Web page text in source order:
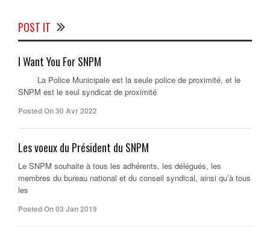
POST IT
I Want You For SNPM
La Police Municipale est la seule police de proximité, et le
SNPM est le seul syndicat de proximité
Posted On 30 Avr 2022
Les voeux du Président du SNPM
Le SNPM souhaite à tous les adhérents, les délégués, les
membres du bureau national et du conseil syndical, ainsi qu’à tous
les
Posted On 03 Jan 2019